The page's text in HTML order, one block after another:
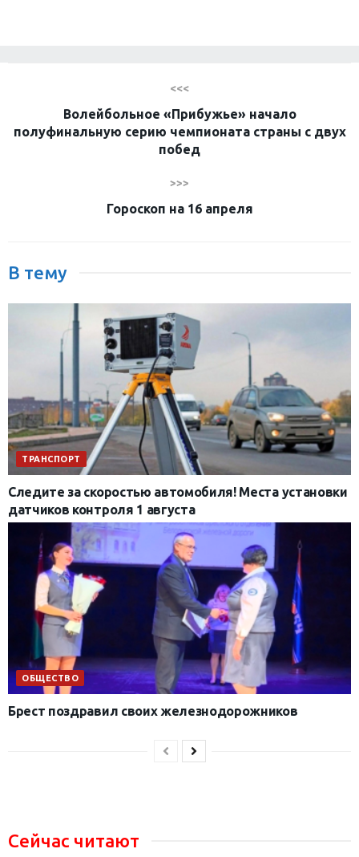
<<<
Волейбольное «Прибужье» начало
полуфинальную серию чемпионата страны с двух
побед
>>>
Гороскоп на 16 апреля
В тему
ТРАНСПОРТ
Следите за скоростью автомобиля! Места установки
датчиков контроля 1 августа
ОБЩЕСТВО
Брест поздравил своих железнодорожников
Сейчас читают